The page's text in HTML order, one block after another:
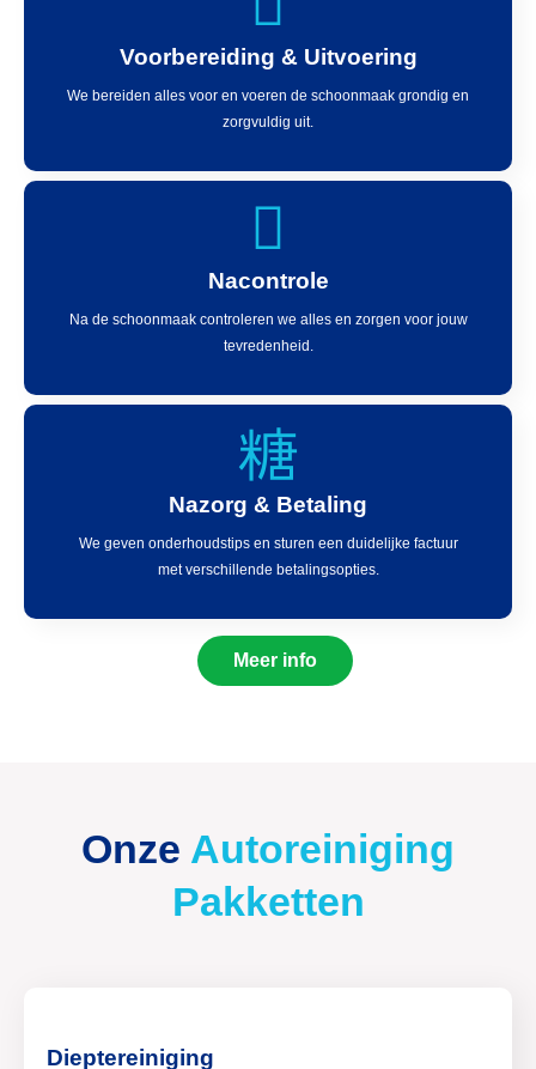
Voorbereiding & Uitvoering
We bereiden alles voor en voeren de schoonmaak grondig en
zorgvuldig uit.
Nacontrole
Na de schoonmaak controleren we alles en zorgen voor jouw
tevredenheid.
Nazorg & Betaling
We geven onderhoudstips en sturen een duidelijke factuur
met verschillende betalingsopties.
Meer info
Onze Autoreiniging
Pakketten
Dieptereiniging